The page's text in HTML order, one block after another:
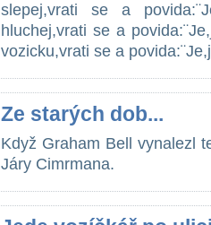
slepej,vrati se a
hluchej,vrati se a
vozicku,vrati se a
Ze starých dob...
Když Graham Bell vynalezl
Járy Cimrmana.